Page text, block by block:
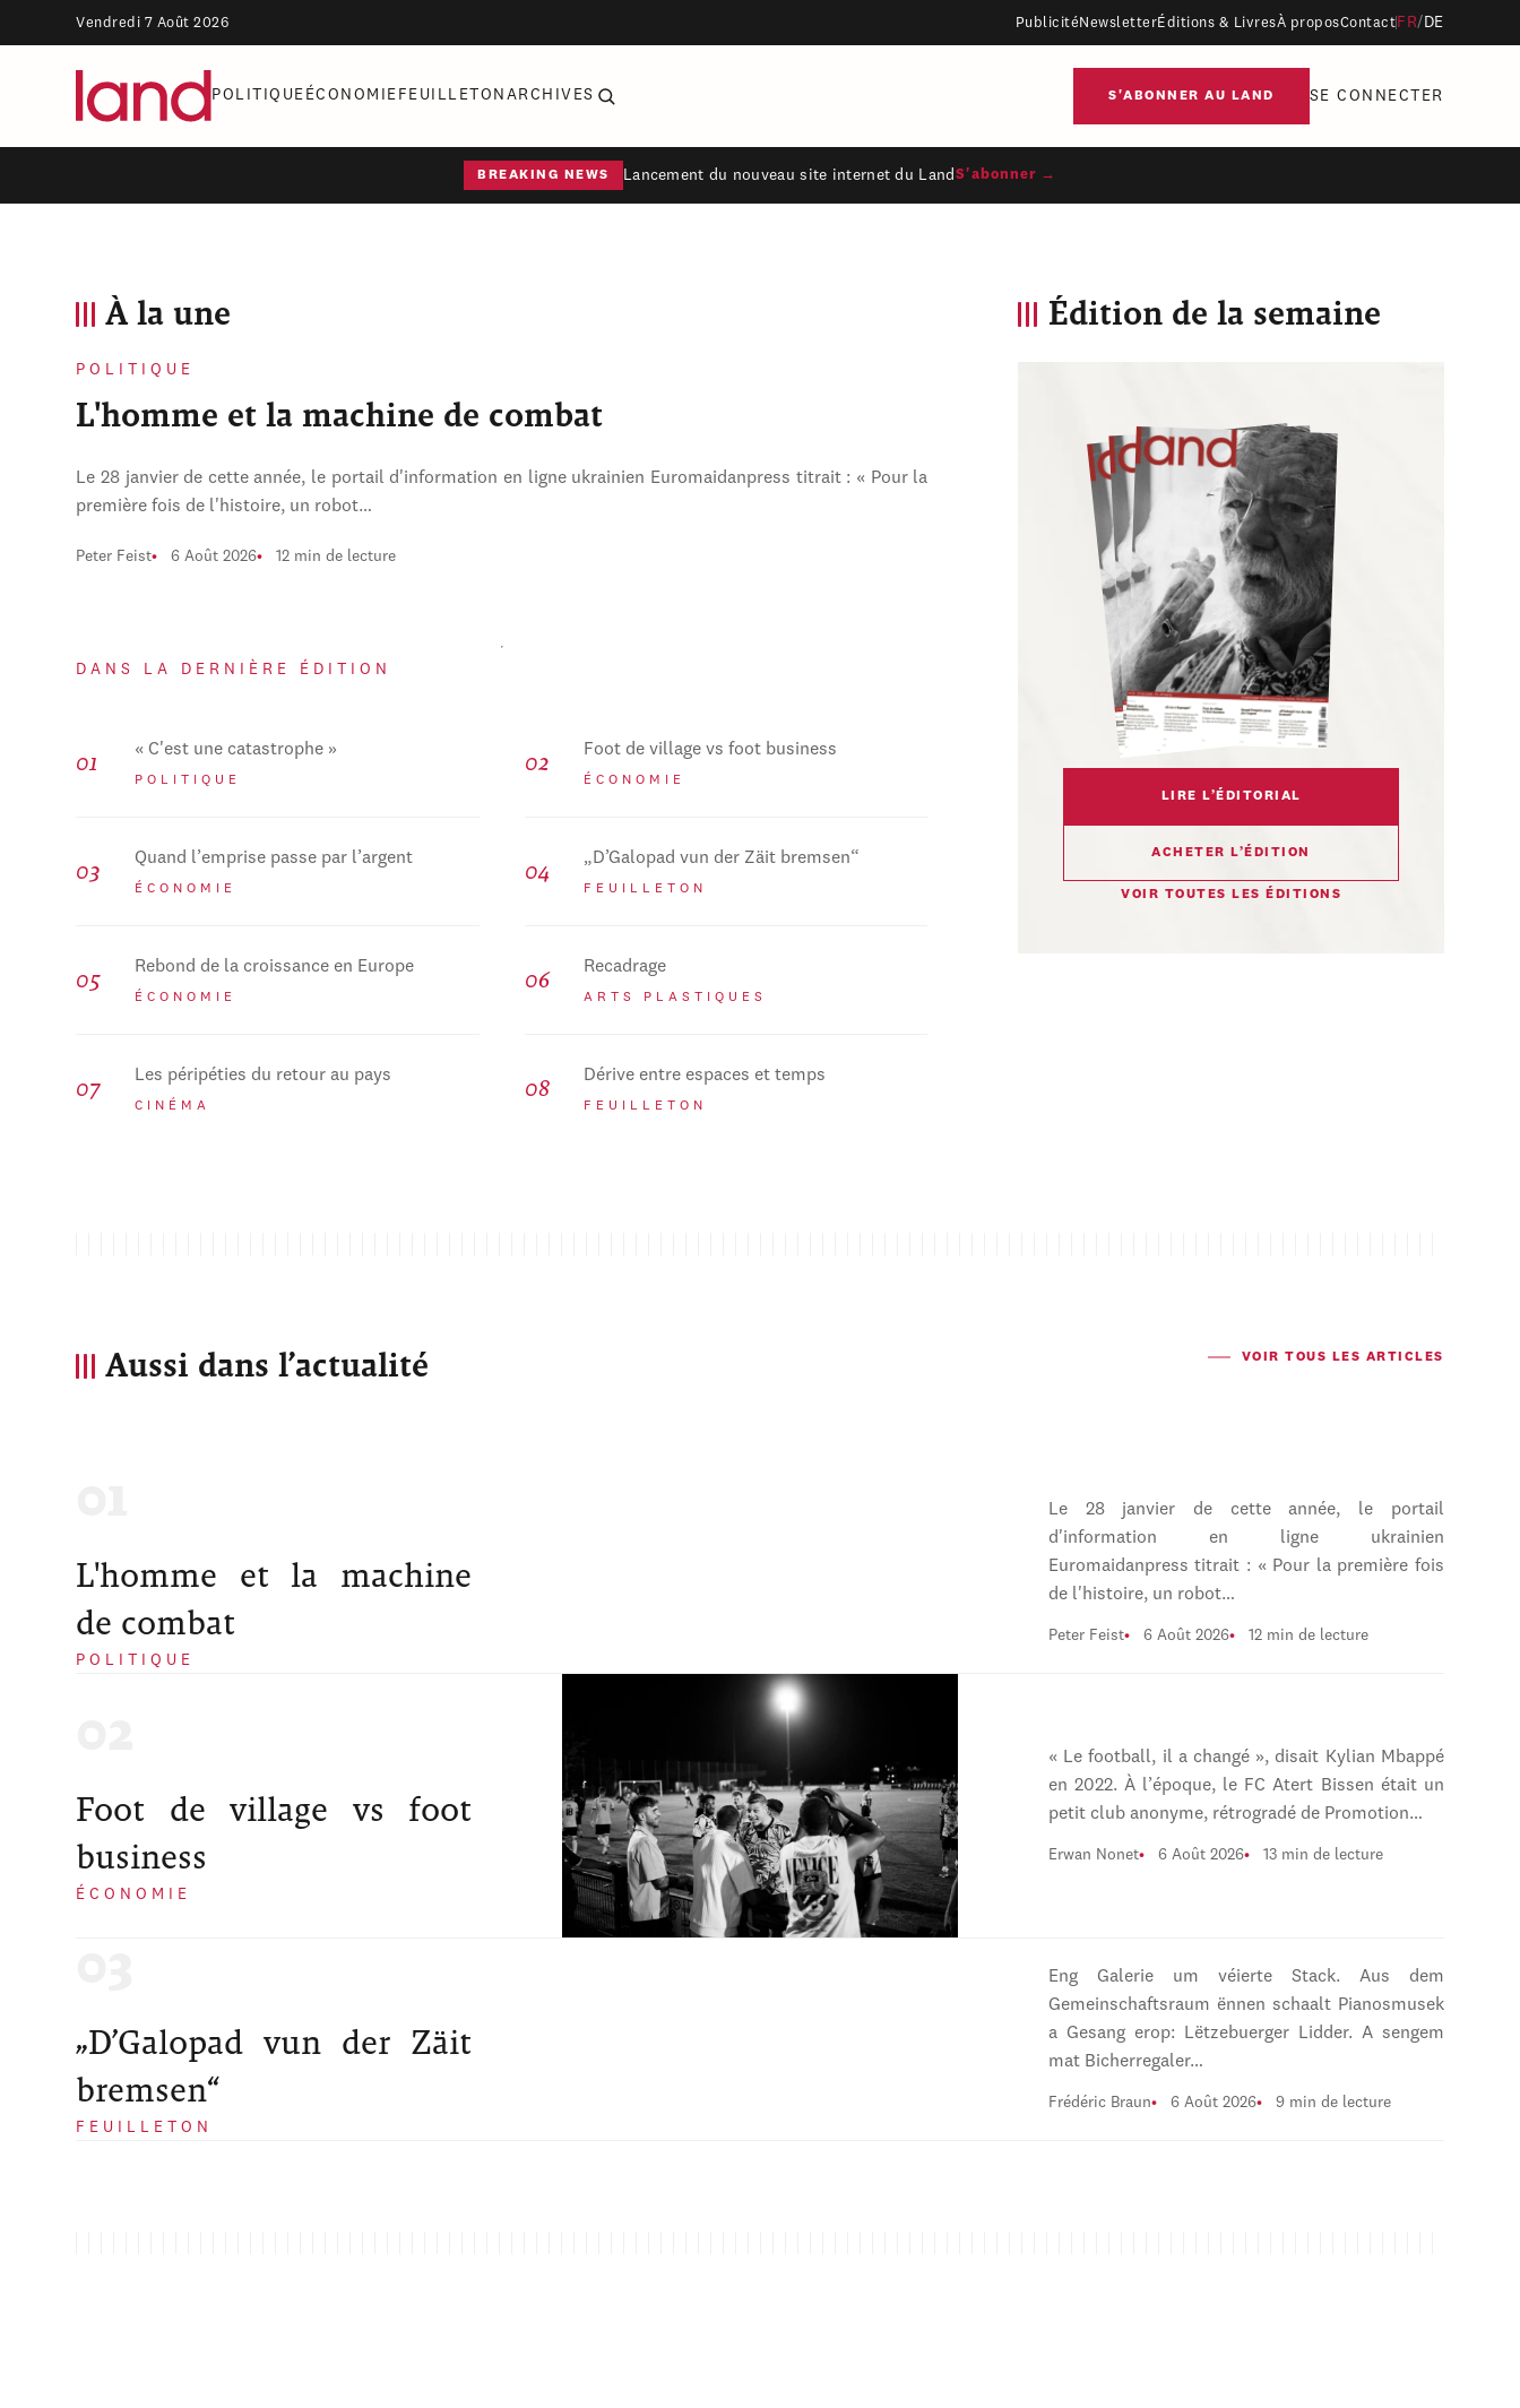
Vendredi 7 Août 2026 Publicité NewsletterÉditions & LivresÀ proposContact FR/ DE
POLITIQUE ÉCONOMIE FEUILLETON ARCHIVES S'ABONNER AU LAND SE CONNECTER
BREAKING NEWS Lancement du nouveau site internet du Land S'abonner →
À la une
POLITIQUE
L'homme et la machine de combat
Le 28 janvier de cette année, le portail d'information en ligne ukrainien Euromaidanpress titrait : « Pour la
première fois de l'histoire, un robot…
Peter Feist 6 Août 2026 12 min de lecture
DANS LA DERNIÈRE ÉDITION
« C'est une catastrophe »
POLITIQUE
Foot de village vs foot business
ÉCONOMIE
Quand l’emprise passe par l’argent
ÉCONOMIE
„D’Galopad vun der Zäit bremsen“
FEUILLETON
Rebond de la croissance en Europe
ÉCONOMIE
Recadrage
ARTS PLASTIQUES
Les péripéties du retour au pays
CINÉMA
Dérive entre espaces et temps
FEUILLETON
Édition de la semaine
LIRE L’ÉDITORIAL
ACHETER L’ÉDITION
VOIR TOUTES LES ÉDITIONS
Aussi dans l’actualité VOIR TOUS LES ARTICLES
L'homme et la machine
de combat
POLITIQUE
Le 28 janvier de cette année, le portail
d'information en ligne ukrainien
Euromaidanpress titrait : « Pour la première fois
de l'histoire, un robot…
Peter Feist 6 Août 2026 12 min de lecture
Foot de village vs foot
business
ÉCONOMIE
« Le football, il a changé », disait Kylian Mbappé
en 2022. À l’époque, le FC Atert Bissen était un
petit club anonyme, rétrogradé de Promotion…
Erwan Nonet 6 Août 2026 13 min de lecture
„D’Galopad vun der Zäit
bremsen“
FEUILLETON
Eng Galerie um véierte Stack. Aus dem
Gemeinschaftsraum ënnen schaalt Pianosmusek
a Gesang erop: Lëtzebuerger Lidder. A sengem
mat Bicherregaler…
Frédéric Braun 6 Août 2026 9 min de lecture